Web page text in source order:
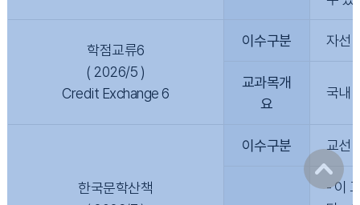
학점교류6
( 2026/5 )
Credit Exchange 6
이수구분 자선
교과목개
요
국내
한국문학산책
이수구분 교선
- 이